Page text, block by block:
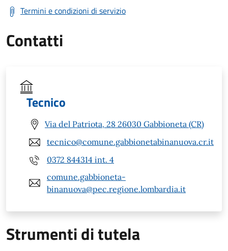
Termini e condizioni di servizio
Contatti
Tecnico
Via del Patriota, 28 26030 Gabbioneta (CR)
tecnico@comune.gabbionetabinanuova.cr.it
0372 844314 int. 4
comune.gabbioneta-
binanuova@pec.regione.lombardia.it
Strumenti di tutela